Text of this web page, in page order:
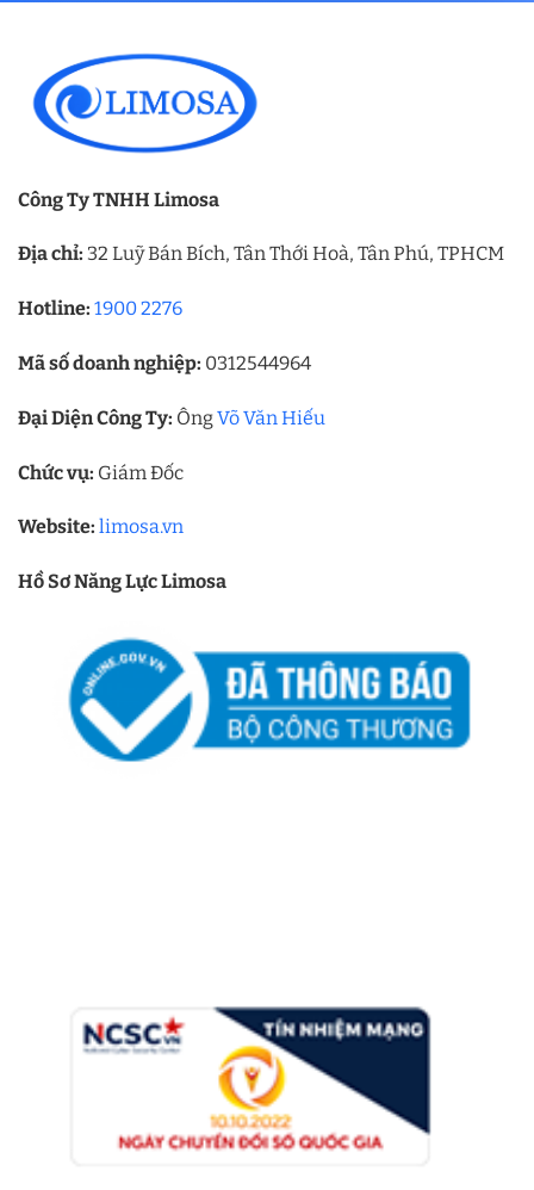
Công Ty TNHH Limosa
Địa chỉ: 32 Luỹ Bán Bích, Tân Thới Hoà, Tân Phú, TPHCM
Hotline: 1900 2276
Mã số doanh nghiệp: 0312544964
Đại Diện Công Ty: ÔngVõ Văn Hiếu
Chức vụ: Giám Đốc
Website: limosa.vn
Hồ Sơ Năng Lực Limosa